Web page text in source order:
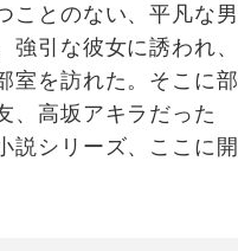
ことのない、平凡な男
引な彼女に誘われ、
室を訪れた。そこに部
、高坂アキラだった
シリーズ、ここに開